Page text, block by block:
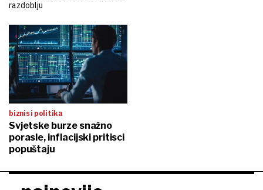
razdoblju
biznis i politika
Svjetske burze snažno
porasle, inflacijski pritisci
popuštaju